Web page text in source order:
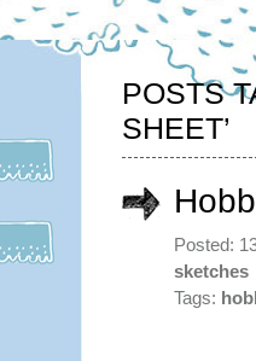
POSTS
SHEET’
Posted:
sketches
Tags: